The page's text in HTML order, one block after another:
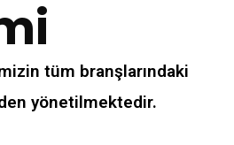
tüm branşlarındaki
yönetilmektedir.